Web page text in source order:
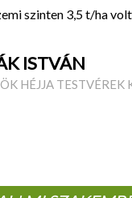
szinten 3,5 t/ha
ISTVÁN
HÉJJA TESTVÉREK